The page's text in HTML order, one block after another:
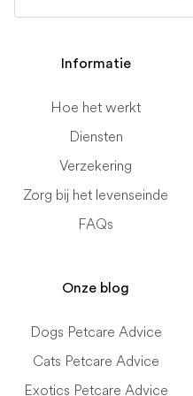
Informatie
Hoe het werkt
Diensten
Verzekering
Zorg bij het levenseinde
FAQs
Onze blog
Dogs Petcare Advice
Cats Petcare Advice
Exotics Petcare Advice